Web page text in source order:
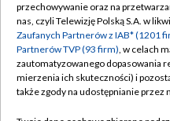
Abonament TVP
Emisja w TVP
Centrum informacji TVP
Naziemna Telewizja
przechowywanie oraz na
nas, czyli Telewizję Polską S.A. w
Zaufanych Partnerów z IAB* (1201
Partnerów TVP (93 firm), w celach
zautomatyzowanego dopasowania
mierzenia ich skuteczności) i
także zgody na udostępnianie przez